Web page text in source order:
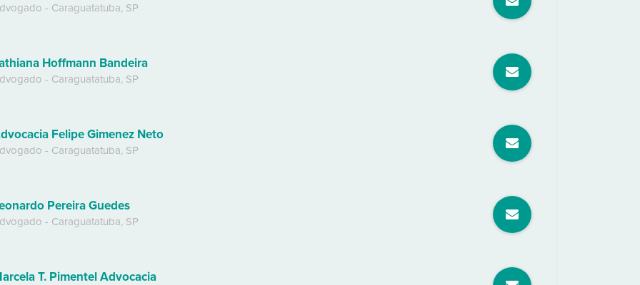
- Caraguatatuba, SP
Hoffmann Bandeira
- Caraguatatuba, SP
Felipe Gimenez Neto
- Caraguatatuba, SP
Pereira Guedes
- Caraguatatuba, SP
T. Pimentel Advocacia